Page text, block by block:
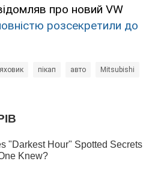
про новий VW
розсекретили до
пікап авто Mitsubishi